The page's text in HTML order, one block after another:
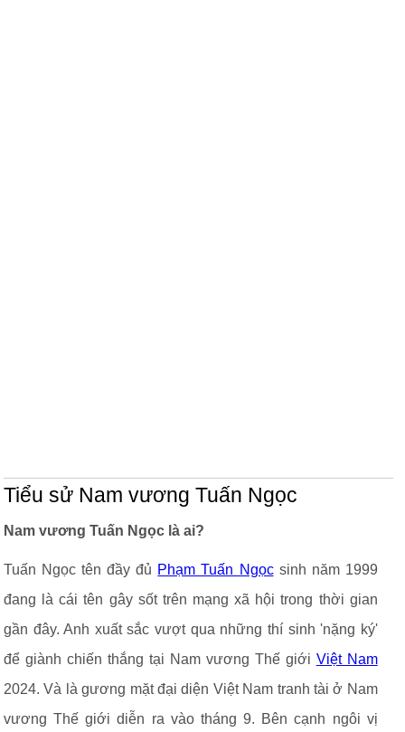
Tiểu sử Nam vương Tuấn Ngọc
Nam vương Tuấn Ngọc là ai?
Tuấn Ngọc tên đầy đủ Phạm Tuấn Ngọcsinh năm 1999
đang là cái tên gây sốt trên mạng xã hội trong thời gian
gần đây. Anh xuất sắc vượt qua những thí sinh 'nặng ký'
để giành chiến thắng tại Nam vương Thế giới Việt Nam
2024. Và là gương mặt đại diện Việt Nam tranh tài ở Nam
vương Thế giới diễn ra vào tháng 9. Bên cạnh ngôi vị